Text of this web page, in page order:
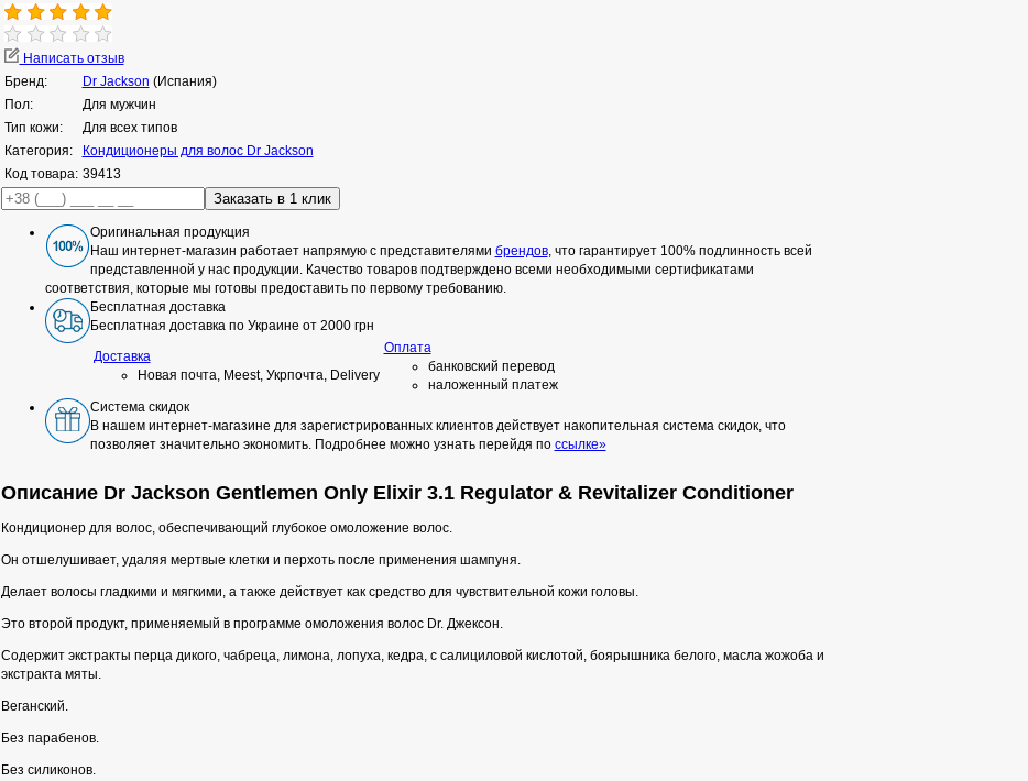
Написать отзыв
Бренд:
Dr Jackson (Испания)
Пол:
Для мужчин
Тип кожи:
Для всех типов
Категория:
Кондиционеры для волос Dr Jackson
Код товара: 39413
Оригинальная продукция
Наш интернет-магазин работает напрямую с представителями брендов, что гарантирует 100% подлинность всей
представленной у нас продукции. Качество товаров подтверждено всеми необходимыми сертификатами
соответствия, которые мы готовы предоставить по первому требованию.
Бесплатная доставка
Бесплатная доставка по Украине от 2000 грн
Доставка
Новая почта, Meest, Укрпочта, Delivery
Оплата
банковский перевод
наложенный платеж
Система скидок
В нашем интернет-магазине для зарегистрированных клиентов действует накопительная система скидок, что
позволяет значительно экономить. Подробнее можно узнать перейдя по ссылке»
Описание Dr Jackson Gentlemen Only Elixir 3.1 Regulator & Revitalizer Conditioner
Кондиционер для волос, обеспечивающий глубокое омоложение волос.
Он отшелушивает, удаляя мертвые клетки и перхоть после применения шампуня.
Делает волосы гладкими и мягкими, а также действует как средство для чувствительной кожи головы.
Это второй продукт, применяемый в программе омоложения волос Dr. Джексон.
Содержит экстракты перца дикого, чабреца, лимона, лопуха, кедра, с салициловой кислотой, боярышника белого, масла жожоба и
экстракта мяты.
Веганский.
Без парабенов.
Без силиконов.